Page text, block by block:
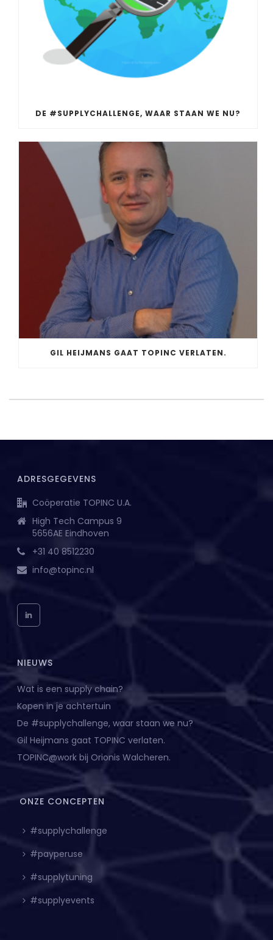
DE #SUPPLYCHALLENGE, WAAR STAAN WE NU?
GIL HEIJMANS GAAT TOPINC VERLATEN.
ADRESGEGEVENS
Coöperatie TOPINC U.A.
High Tech Campus 9
5656AE Eindhoven
+31 40 8512230
info@topinc.nl
NIEUWS
Wat is een supply chain?
Kopen in je achtertuin
De #supplychallenge, waar staan we nu?
Gil Heijmans gaat TOPINC verlaten.
TOPINC@work bij Orionis Walcheren.
ONZE CONCEPTEN
#supplychallenge
#payperuse
#supplytuning
#supplyevents